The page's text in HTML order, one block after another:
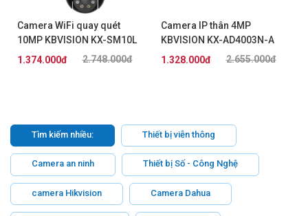
Camera WiFi quay quét
10MP KBVISION KX-SM10L
2.748.000đ
1.374.000đ
Camera IP thân 4MP
KBVISION KX-AD4003N-A
2.655.000đ
1.328.000đ
Tìm kiếm nhiều: Thiết bị viễn thông
Camera an ninh Thiết bị Số - Công Nghệ
camera Hikvision Camera Dahua